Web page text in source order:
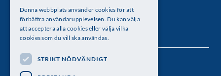
Besöksadress: Lilla Frescativägen 4A
Telefon: 08-673 95 00
Följ oss
Denna webbplats använder cookies för att
förbättra användarupplevelsen. Du kan välja
att acceptera alla cookies eller välja vilka
cookies som du vill ska användas.
STRIKT NÖDVÄNDIGT